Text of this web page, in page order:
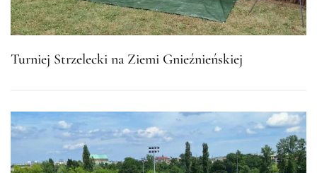
Turniej Strzelecki na Ziemi Gnieźnieńskiej